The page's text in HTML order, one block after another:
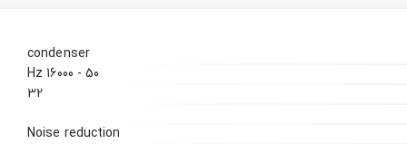
condenser
50 - 16000 Hz
32
Noise reduction